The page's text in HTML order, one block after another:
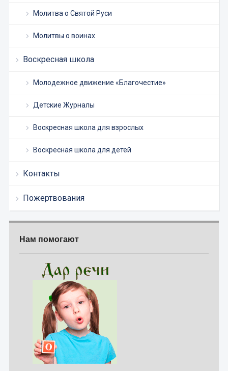
Молитва о Святой Руси
Молитвы о воинах
Воскресная школа
Молодежное движение «Благочестие»
Детские Журналы
Воскресная школа для взрослых
Воскресная школа для детей
Контакты
Пожертвования
Нам помогают